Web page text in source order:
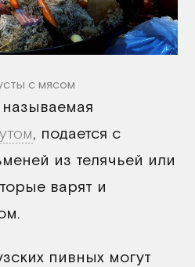
с мясом
, подается с
из телячьей или
варят и
пивных могут